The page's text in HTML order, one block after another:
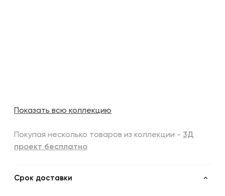
Показать всю коллекцию
Покупая несколько товаров из коллекции - 3Д
проект бесплатно
Срок доставки